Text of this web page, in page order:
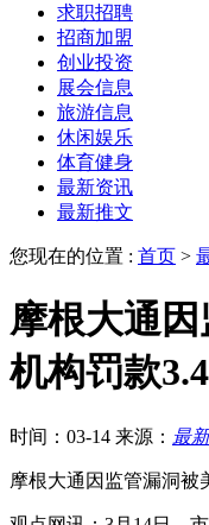
求职招聘
招商加盟
创业投资
展会信息
旅游信息
休闲娱乐
体育健身
最新资讯
最新推文
您现在的位置 : 首页 >
摩根大通
机构罚款
时间：03-14 来源： 最
摩根大通因监管漏洞被